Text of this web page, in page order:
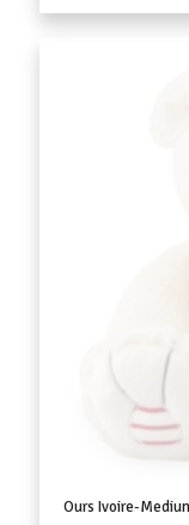
Ours Ivoire-